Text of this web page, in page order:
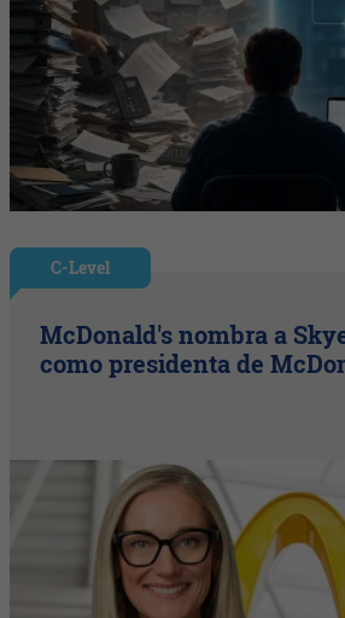
C-Level
McDonald's nombra a
como presidenta de